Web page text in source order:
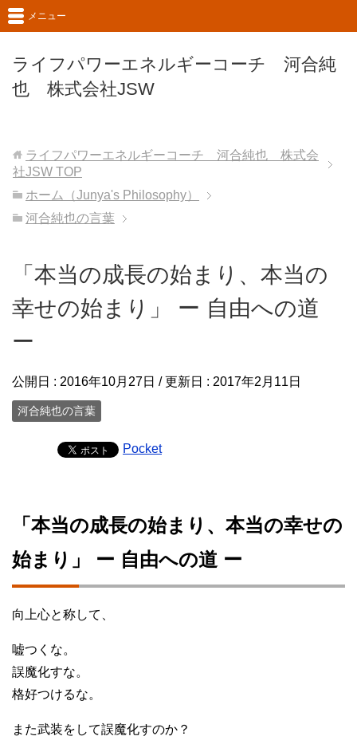
ライフパワーエネルギーコーチ 河合純
也 株式会社JSW
メニュー
ライフパワーエネルギーコーチ 河合純也 株式会
社JSW TOP
ホーム（Junya's Philosophy）
河合純也の言葉
「本当の成長の始まり、本当の
幸せの始まり」 ー 自由への道
ー
公開日 : 2016年10月27日 / 更新日 : 2017年2月11日
河合純也の言葉
Pocket
「本当の成長の始まり、本当の幸せの
始まり」 ー 自由への道 ー
向上心と称して、
嘘つくな。
誤魔化すな。
格好つけるな。
また武装をして誤魔化すのか？